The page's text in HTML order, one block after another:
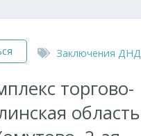
Заключения ДНД
торгово-